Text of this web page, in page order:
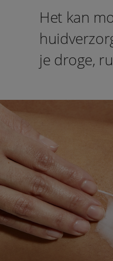
Het kan
je droge,